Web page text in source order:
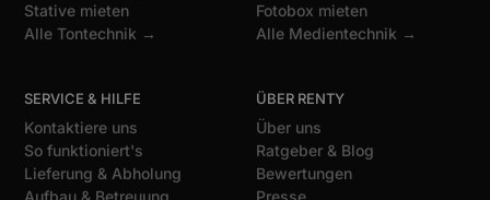
Stative mieten
Alle Tontechnik →
Fotobox mieten
Alle Medientechnik →
SERVICE & HILFE
Kontaktiere uns
So funktioniert's
Lieferung & Abholung
ÜBER RENTY
Über uns
Ratgeber & Blog
Bewertungen